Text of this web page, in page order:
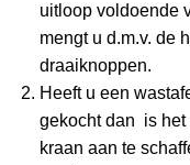
uitloop voldoende
mengt u d.m.v. de
draaiknoppen.
Heeft u een
gekocht dan is het
kraan aan te